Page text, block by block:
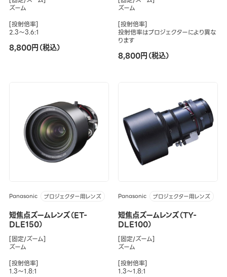
ズーム
[投射倍率]
2.3～3.6:1
8,800円（税込）
ズーム
[投射倍率]
投射倍率はプロジェクターにより異な
ります
8,800円（税込）
Panasonic プロジェクター用レンズ
短焦点ズームレンズ（ET-
DLE150）
[固定/ズーム]
ズーム
[投射倍率]
1.3～1.8:1
Panasonic プロジェクター用レンズ
短焦点ズームレンズ（TY-
DLE100）
[固定/ズーム]
ズーム
[投射倍率]
1.3～1.8:1